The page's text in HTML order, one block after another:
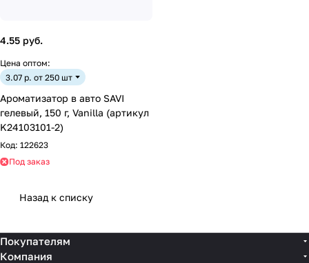
4.55 руб.
Цена оптом:
3.07 р. от 250 шт
Ароматизатор в авто SAVI
гелевый, 150 г, Vanilla (артикул
K24103101-2)
Код: 122623
Под заказ
Назад к списку
Покупателям
Компания